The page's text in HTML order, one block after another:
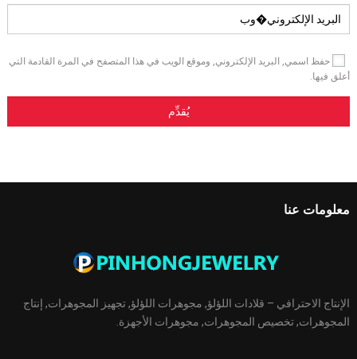
حفظ اسمي, البريد الإلكتروني, وموقع الويب في هذا المتصفح في المرة القادمة التي
أعلق فيها.
معلومات عنا
الإنتاج الاحترافي – قلادات اللؤلؤ, مجوهرات اللؤلؤ, تجهيز المجوهرات, إنتاج
المجوهرات, تخصيص المجوهرات, مجوهرات الأجهزة.